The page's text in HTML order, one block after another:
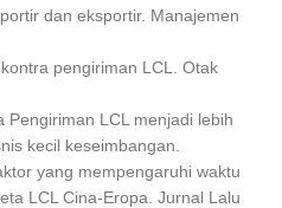
dan eksportir. Manajemen
pengiriman LCL. Otak
LCL menjadi lebih
kecil keseimbangan.
yang mempengaruhi waktu
LCL Cina-Eropa. Jurnal Lalu